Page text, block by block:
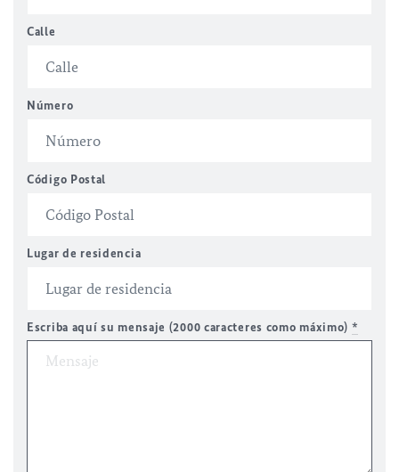
Calle
Número
Código Postal
Lugar de residencia
Escriba aquí su mensaje (2000 caracteres como máximo) *